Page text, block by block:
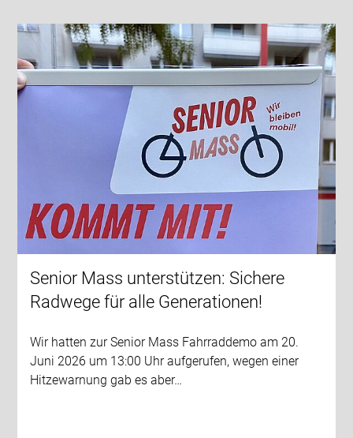
Senior Mass unterstützen: Sichere
Radwege für alle Generationen!
Wir hatten zur Senior Mass Fahrraddemo am 20.
Juni 2026 um 13:00 Uhr aufgerufen, wegen einer
Hitzewarnung gab es aber…